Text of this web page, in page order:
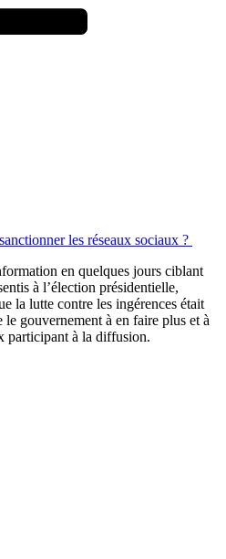
les réseaux sociaux ?
en quelques jours ciblant
à l’élection présidentielle,
la lutte contre les ingérences était
gouvernement à en faire plus et à
participant à la diffusion.